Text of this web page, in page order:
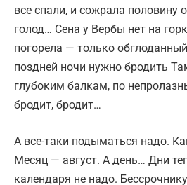
все спали, и сожрала половину
голод… Сена у Вербы нет на
погорела — только
поздней ночи нужно бродить
глубоким балкам, по
бродит, бродит…
А все-таки подыматься надо.
Месяц — август. А день… Дни
календаря не надо.